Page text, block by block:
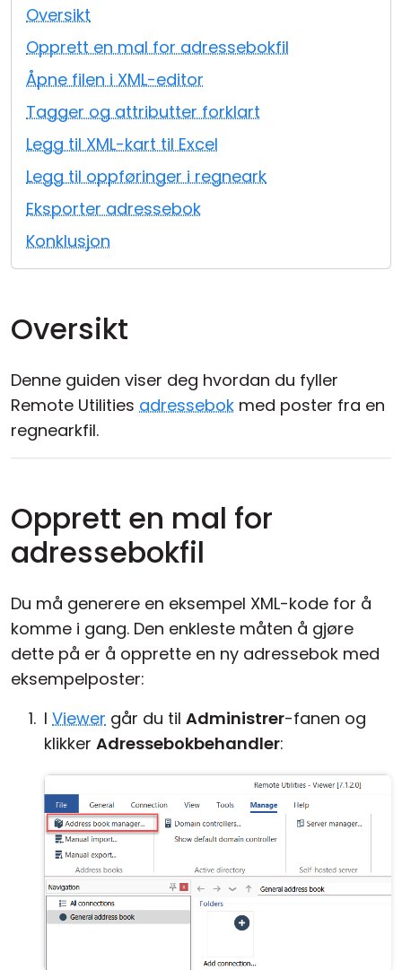
Oversikt
Opprett en mal for adressebokfil
Åpne filen i XML-editor
Tagger og attributter forklart
Legg til XML-kart til Excel
Legg til oppføringer i regneark
Eksporter adressebok
Konklusjon
Oversikt
Denne guiden viser deg hvordan du fyller
Remote Utilities adressebok med poster fra en
regnearkfil.
Opprett en mal for
adressebokfil
Du må generere en eksempel XML-kode for å
komme i gang. Den enkleste måten å gjøre
dette på er å opprette en ny adressebok med
eksempelposter:
I Viewer går du til Administrer-fanen og
klikker Adressebokbehandler:
Sky- og lokal installasjon